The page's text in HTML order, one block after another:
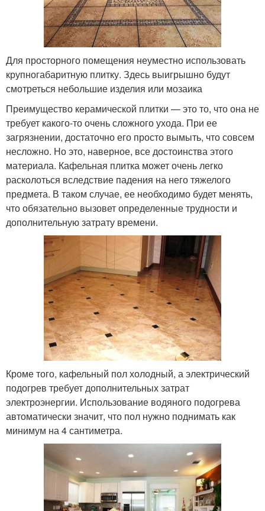
Для просторного помещения неуместно использовать
крупногабаритную плитку. Здесь выигрышно будут
смотреться небольшие изделия или мозаика
Преимущество керамической плитки — это то, что она не
требует какого-то очень сложного ухода. При ее
загрязнении, достаточно его просто вымыть, что совсем
несложно. Но это, наверное, все достоинства этого
материала. Кафельная плитка может очень легко
расколоться вследствие падения на него тяжелого
предмета. В таком случае, ее необходимо будет менять,
что обязательно вызовет определенные трудности и
дополнительную затрату времени.
Кроме того, кафельный пол холодный, а электрический
подогрев требует дополнительных затрат
электроэнергии. Использование водяного подогрева
автоматически значит, что пол нужно поднимать как
минимум на 4 сантиметра.